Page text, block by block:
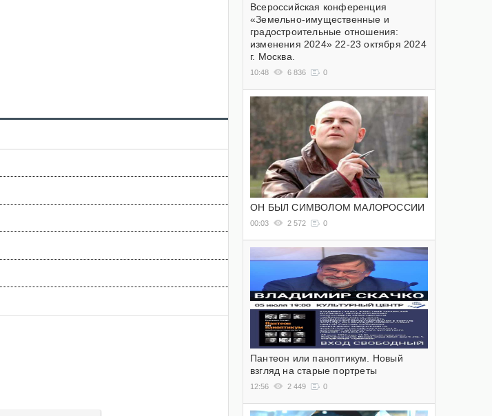
Всероссийская конференция
«Земельно-имущественные и
градостроительные отношения:
изменения 2024» 22-23 октября 2024
г. Москва.
10:48 6 836 0
ОН БЫЛ СИМВОЛОМ МАЛОРОССИИ
00:03 2 572 0
Пантеон или паноптикум. Новый
взгляд на старые портреты
12:56 2 449 0